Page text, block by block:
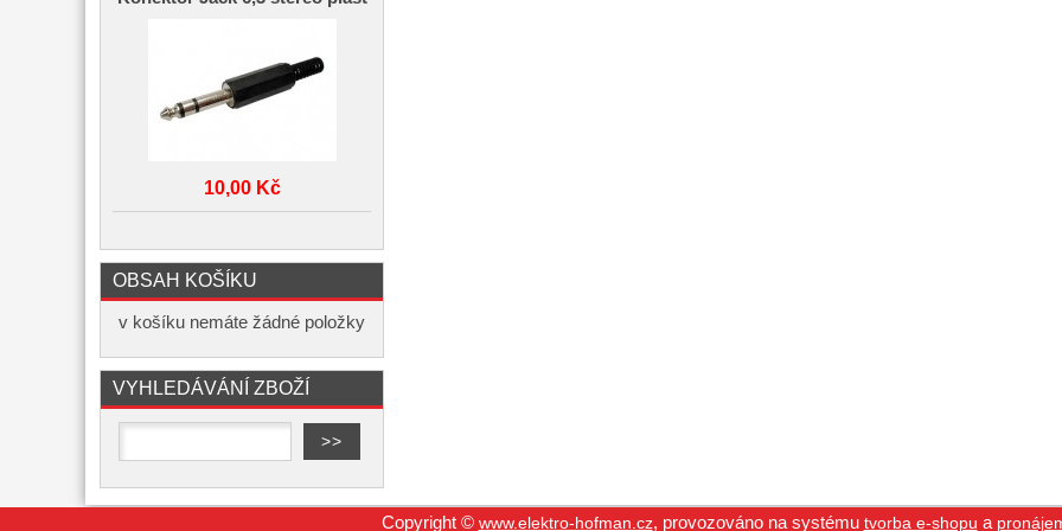
10,00 Kč
OBSAH KOŠÍKU
v košíku nemáte žádné položky
VYHLEDÁVÁNÍ ZBOŽÍ
Copyright © www.elektro-hofman.cz, provozováno na systému tvorba e-shopu a